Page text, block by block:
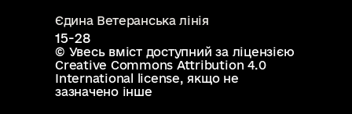
Єдина Ветеранська лінія
15-28
© Увесь вміст доступний за ліцензією
Creative Commons Attribution 4.0
International license, якщо не
зазначено інше